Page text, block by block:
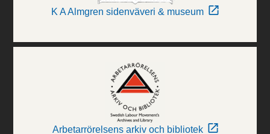
K A Almgren sidenväveri & museum
Arbetarrörelsens arkiv och bibliotek